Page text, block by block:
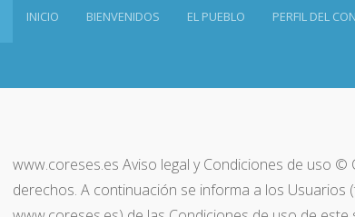
INICIO BIENVENIDOS EL PUEBLO PERFIL DEL
www.coreses.es Aviso legal y Condiciones de uso ©
derechos. A continuación se informa a los Usuarios